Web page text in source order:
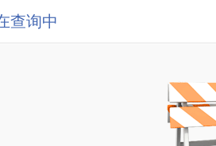
查询中